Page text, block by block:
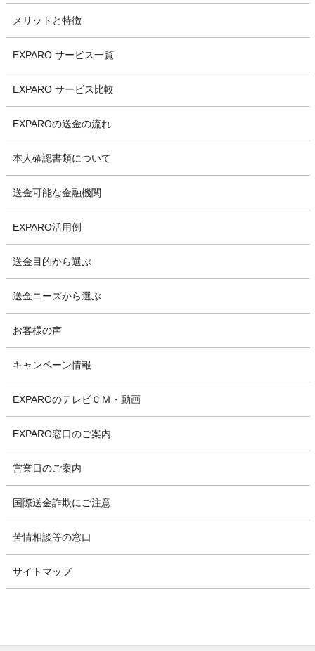
メリットと特徴
EXPARO サービス一覧
EXPARO サービス比較
EXPAROの送金の流れ
本人確認書類について
送金可能な金融機関
EXPARO活用例
送金目的から選ぶ
送金ニーズから選ぶ
お客様の声
キャンペーン情報
EXPAROのテレビＣＭ・動画
EXPARO窓口のご案内
営業日のご案内
国際送金詐欺にご注意
苦情相談等の窓口
サイトマップ